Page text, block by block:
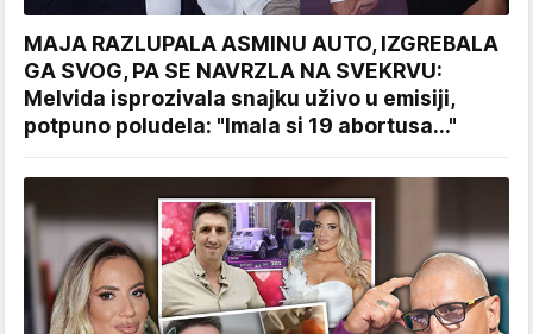
MAJA RAZLUPALA ASMINU AUTO, IZGREBALA
GA SVOG, PA SE NAVRZLA NA SVEKRVU:
Melvida isprozivala snajku uživo u emisiji,
potpuno poludela: "Imala si 19 abortusa..."